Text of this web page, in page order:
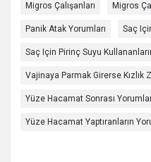
Migros Çalışanları Migros
Panik Atak Yorumları Saç
Saç Için Pirinç Suyu
Vajinaya Parmak Girerse Kızlık
Yüze Hacamat Sonrası
Yüze Hacamat Yaptıranların